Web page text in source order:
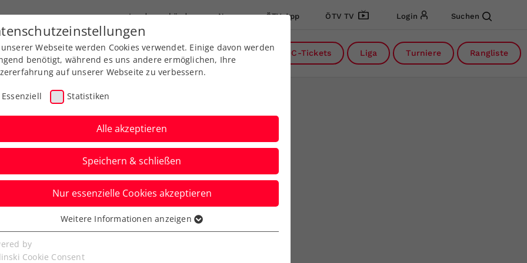
Landesverbände News ÖTV App ÖTV TV Login Suchen
Ausbildung Services Über uns DC-Tickets Liga Turniere Rangliste
mit
Run ins nächste
Webseite werden Cookies verwendet. Einige davon werden
benötigt, während es uns andere ermöglichen, Ihre
auf unserer Webseite zu verbessern.
Essenziell Statistiken
Alle akzeptieren
Speichern & schließen
Nur essenzielle Cookies akzeptieren
Cookies werden für grundlegende Funktionen der
benötigt. Dadurch ist gewährleistet, dass die Webseite
Weitere Informationen anzeigen
by
Cookie Consent